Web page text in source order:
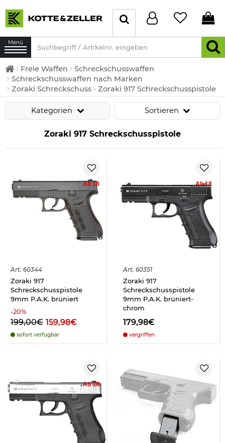
Menü
Freie Waffen
Schreckschusswaffen
Schreckschusswaffen nach Marken
Zoraki Schreckschuss
Zoraki 917 Schreckschusspistole
Kategorien Sortieren
Zoraki 917 Schreckschusspistole
Ab 18
Art. 60344
Zoraki 917
Schreckschusspistole
9mm P.A.K. brüniert
-20%
199,00€ 159,98€
sofort verfügbar
Ab 18
Art. 60351
Zoraki 917
Schreckschusspistole
9mm P.A.K. brüniert-
chrom
179,98€
vergriffen
Ab 18